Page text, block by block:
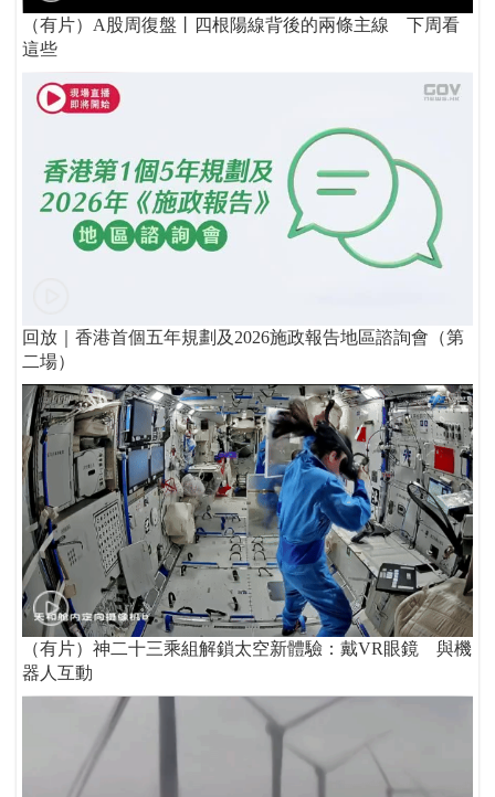
（有片）A股周復盤丨四根陽線背後的兩條主線 下周看
這些
回放｜香港首個五年規劃及2026施政報告地區諮詢會（第
二場）
（有片）神二十三乘組解鎖太空新體驗：戴VR眼鏡 與機
器人互動